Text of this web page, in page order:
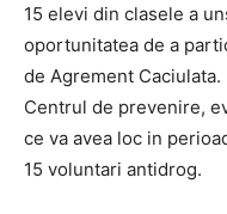
15 elevi din clasele a
oportunitatea de a
de Agrement
Centrul de prevenire,
ce va avea loc in
15 voluntari antidrog.